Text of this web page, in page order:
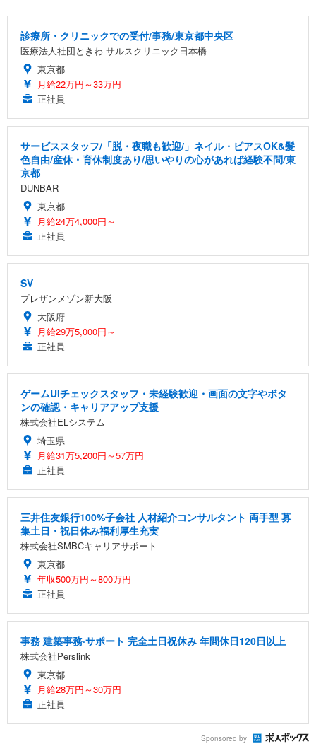
診療所・クリニックでの受付/事務/東京都中央区
医療法人社団ときわ サルスクリニック日本橋
東京都
月給22万円～33万円
正社員
サービススタッフ/「脱・夜職も歓迎/」ネイル・ピアスOK&髪
色自由/産休・育休制度あり/思いやりの心があれば経験不問/東
京都
DUNBAR
東京都
月給24万4,000円～
正社員
SV
プレザンメゾン新大阪
大阪府
月給29万5,000円～
正社員
ゲームUIチェックスタッフ・未経験歓迎・画面の文字やボタ
ンの確認・キャリアアップ支援
株式会社ELシステム
埼玉県
月給31万5,200円～57万円
正社員
三井住友銀行100%子会社 人材紹介コンサルタント 両手型 募
集土日・祝日休み福利厚生充実
株式会社SMBCキャリアサポート
東京都
年収500万円～800万円
正社員
事務 建築事務·サポート 完全土日祝休み 年間休日120日以上
株式会社Perslink
東京都
月給28万円～30万円
正社員
Sponsored by